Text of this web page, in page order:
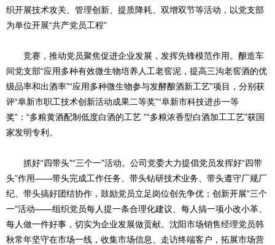
织开展技术攻关、管理创新、提质降耗、双增双节等活动，以党支部
为单位开展“共产党员工程”
竞赛，推动党员聚焦促进企业发展，发挥先锋模范作用。酿造车
间党支部“应用多种有效微生物培养人工老窖泥，提高三沟老窖酒的优
级品率和出酒率”“应用多种微生物参与发酵酿酒新工艺”项目，分别获
评“阜新市职工技术创新活动成果二等奖”“阜新市科技进步一等
奖”：“多粮黄酒配制低度白酒的工艺 ”“多粮浓香型白酒加工工艺”获国
家发明专利。
抓好“四带头”“三个一”活动。公司党委大力提倡党员发挥好“四带
头”作用——带头完成工作任务、带头钻研技术业务、带头遵守厂规厂
纪、带头搞好团结协作，鼓励党员立足岗位创先争优；创新开展“三个
一”活动——组织党员每人提一条合理化建议、每人搞一项小改小革、
每人做一件好事，切实为企业发展做贡献。沈阳市场销售经理党员韩
秋常年坚守在市场一线，收集市场信息、走访终端客户，拓展市场营